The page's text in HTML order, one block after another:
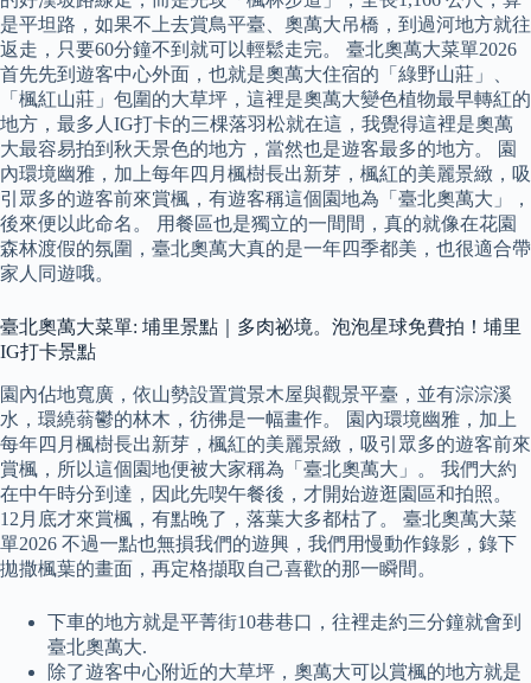
是平坦路，如果不上去賞鳥平臺、奧萬大吊橋，到過河地方就往
返走，只要60分鐘不到就可以輕鬆走完。 臺北奧萬大菜單2026
首先先到遊客中心外面，也就是奧萬大住宿的「綠野山莊」、
「楓紅山莊」包圍的大草坪，這裡是奧萬大變色植物最早轉紅的
地方，最多人IG打卡的三棵落羽松就在這，我覺得這裡是奧萬
大最容易拍到秋天景色的地方，當然也是遊客最多的地方。 園
內環境幽雅，加上每年四月楓樹長出新芽，楓紅的美麗景緻，吸
引眾多的遊客前來賞楓，有遊客稱這個園地為「臺北奧萬大」，
後來便以此命名。 用餐區也是獨立的一間間，真的就像在花園
森林渡假的氛圍，臺北奧萬大真的是一年四季都美，也很適合帶
家人同遊哦。
臺北奧萬大菜單: 埔里景點｜多肉祕境。泡泡星球免費拍！埔里
IG打卡景點
園內佔地寬廣，依山勢設置賞景木屋與觀景平臺，並有淙淙溪
水，環繞蓊鬱的林木，彷彿是一幅畫作。 園內環境幽雅，加上
每年四月楓樹長出新芽，楓紅的美麗景緻，吸引眾多的遊客前來
賞楓，所以這個園地便被大家稱為「臺北奧萬大」。 我們大約
在中午時分到達，因此先喫午餐後，才開始遊逛園區和拍照。
12月底才來賞楓，有點晚了，落葉大多都枯了。 臺北奧萬大菜
單2026 不過一點也無損我們的遊興，我們用慢動作錄影，錄下
拋撒楓葉的畫面，再定格擷取自己喜歡的那一瞬間。
下車的地方就是平菁街10巷巷口，往裡走約三分鐘就會到
臺北奧萬大.
除了遊客中心附近的大草坪，奧萬大可以賞楓的地方就是